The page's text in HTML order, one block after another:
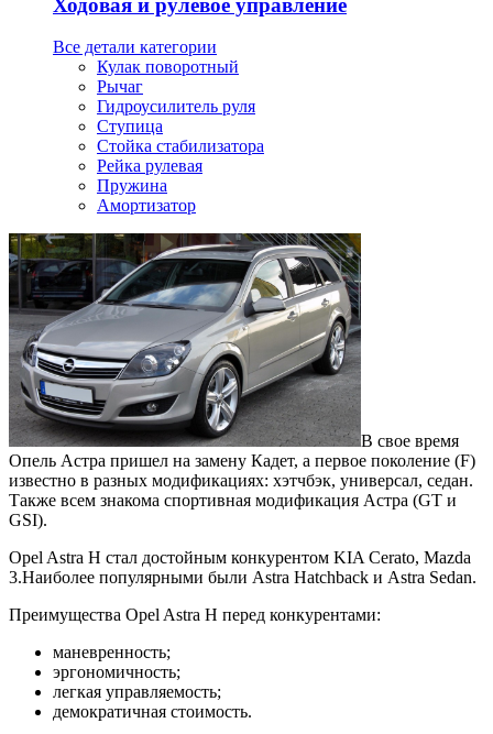
Все детали категории
Кулак поворотный
Рычаг
Гидроусилитель руля
Ступица
Стойка стабилизатора
Рейка рулевая
Пружина
Амортизатор
В свое время
Опель Астра пришел на замену Кадет, а первое поколение (F)
известно в разных модификациях: хэтчбэк, универсал, седан.
Также всем знакома спортивная модификация Астра (GT и
GSI).
Opel Astra H стал достойным конкурентом KIA Cerato, Mazda
3.Наиболее популярными были Astra Hatchback и Astra Sedan.
Преимущества Opel Astra H перед конкурентами:
маневренность;
эргономичность;
легкая управляемость;
демократичная стоимость.